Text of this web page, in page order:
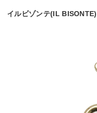
イルビゾンテ(IL